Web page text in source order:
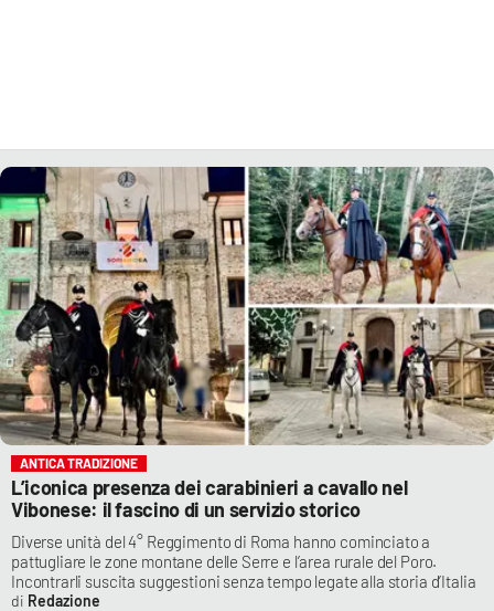
ANDROID
APPLE
ANTICA TRADIZIONE
L’iconica presenza dei carabinieri a cavallo nel
Vibonese: il fascino di un servizio storico
Diverse unità del 4° Reggimento di Roma hanno cominciato a
pattugliare le zone montane delle Serre e l’area rurale del Poro.
Incontrarli suscita suggestioni senza tempo legate alla storia d’Italia
Redazione